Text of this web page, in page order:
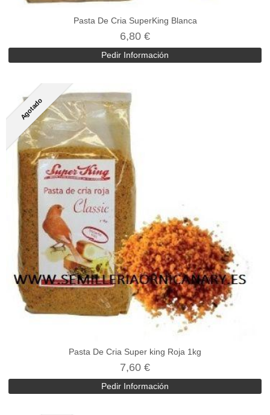
Pasta De Cria SuperKing Blanca
6,80 €
Pedir Información
Agotado
Pasta De Cria Super king Roja 1kg
7,60 €
Pedir Información